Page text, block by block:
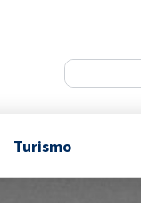
Turismo